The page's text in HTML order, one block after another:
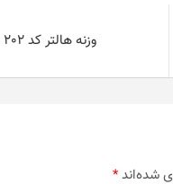
وزنه هالتر کد 202 وزن 2.5 کیلو گرم بسته 2 عددی
شده‌اند*